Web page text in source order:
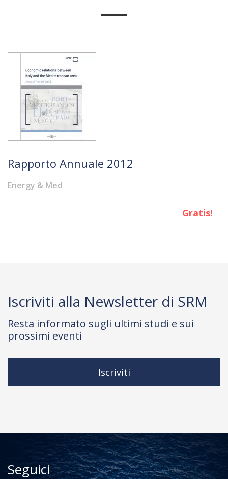
Rapporto Annuale 2012
Energy & Med
Gratis!
Iscriviti alla Newsletter di SRM
Resta informato sugli ultimi studi e sui
prossimi eventi
Iscriviti
Seguici